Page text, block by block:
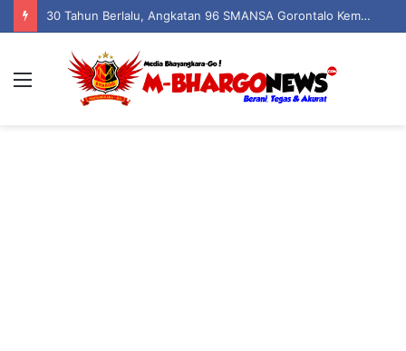
30 Tahun Berlalu, Angkatan 96 SMANSA Gorontalo Kembali Bersatu: Nostalgia, Tawa, dan Kenangan dalam Reuni Akbar